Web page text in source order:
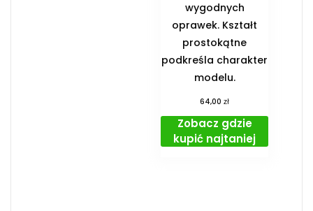
wygodnych
oprawek. Kształt
prostokątne
podkreśla charakter
modelu.
64,00zł
Zobacz gdzie
kupić najtaniej